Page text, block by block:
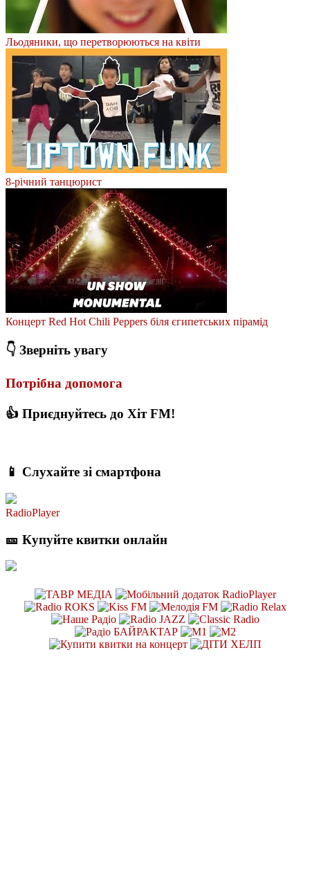
Льодяники, що перетворюються на квіти
8-річний танцюрист
Концерт Red Hot Chili Peppers біля єгипетських пірамід
👇 Зверніть увагу
Потрібна допомога
👍 Приєднуйтесь до Хіт FM!
📱 Слухайте зі смартфона
RadioPlayer
🎫 Купуйте квитки онлайн